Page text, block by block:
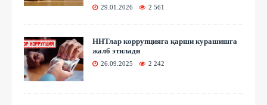
29.01.2026 2 561
ННТлар коррупцияга қарши курашишга
жалб этилади
26.09.2025 2 242